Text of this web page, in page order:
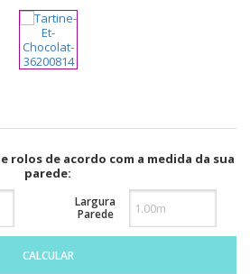
rolos de acordo com a medida da sua
parede:
Largura
Parede
CALCULAR